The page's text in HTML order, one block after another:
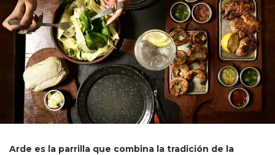
Arde es la parrilla que combina la tradición de la